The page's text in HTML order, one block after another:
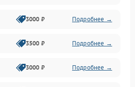
3000 ₽ Подробнее →
3500 ₽ Подробнее →
3000 ₽ Подробнее →